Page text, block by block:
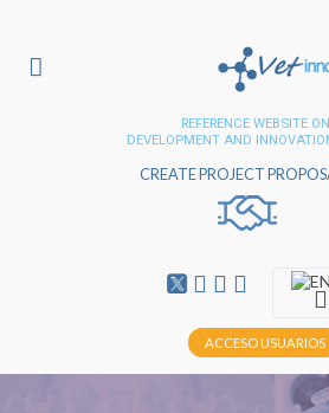
REFERENCE WEBSITE
DEVELOPMENT AND
CREATE PROJECT
ACCESO USUARIOS